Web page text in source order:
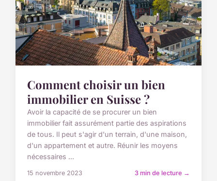
Comment choisir un bien
immobilier en Suisse ?
Avoir la capacité de se procurer un bien
immobilier fait assurément partie des aspirations
de tous. Il peut s'agir d'un terrain, d'une maison,
d'un appartement et autre. Réunir les moyens
nécessaires ...
15 novembre 2023 3 min de lecture →